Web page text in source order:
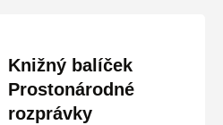
Knižný balíček
Prostonárodné
rozprávky